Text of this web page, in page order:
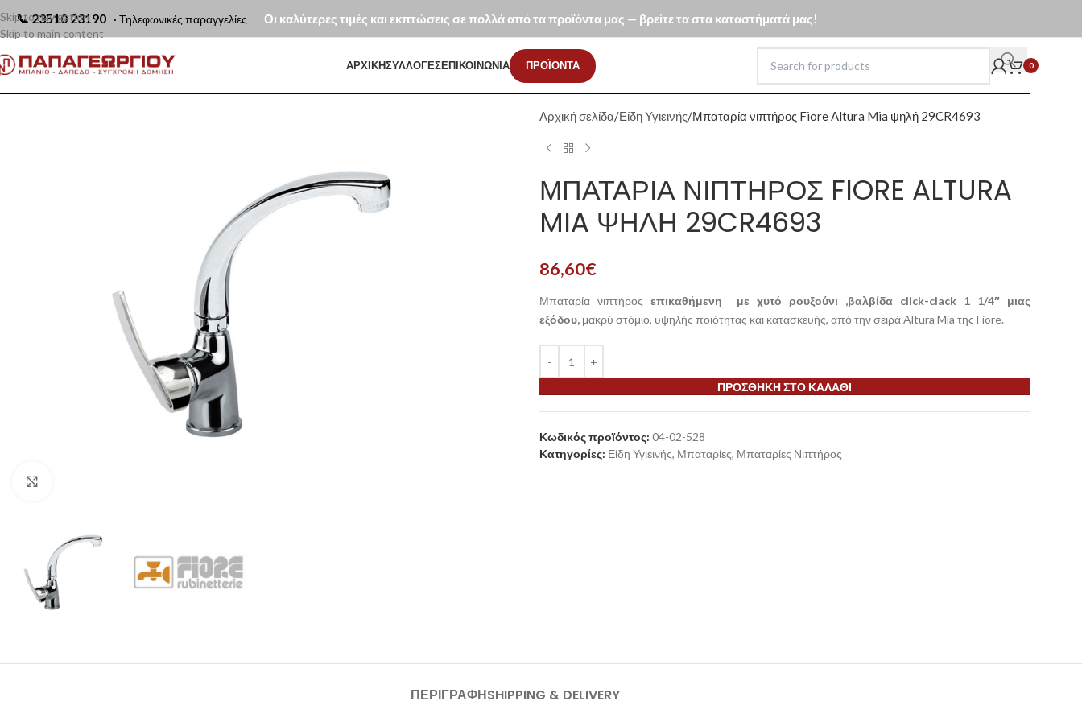
📞 23510 23190 · Τηλεφωνικές παραγγελίες Οι καλύτερες τιμές και εκπτώσεις σε πολλά από τα προϊόντα μας — βρείτε τα στα καταστήματά μας!
Skip to navigation
Skip to main content
ΑΡΧΙΚΗΣΥΛΛΟΓΕΣΕΠΙΚΟΙΝΩΝΙΑ ΠΡΟΪΟΝΤΑ 0
Αρχική σελίδα Είδη Υγιεινής Μπαταρία νιπτήρος Fiore Altura Mia ψηλή 29CR4693
ΜΠΑΤΑΡΊΑ ΝΙΠΤΉΡΟΣ FIORE ALTURA
MIA ΨΗΛΉ 29CR4693
86,60€
Μπαταρία νιπτήρος επικαθήμενη με χυτό ρουξούνι ,βαλβίδα click-clack 1 1/4″ μιας
εξόδου, μακρύ στόμιο, υψηλής ποιότητας και κατασκευής, από την σειρά Altura Mia της Fiore.
ΠΡΟΣΘΉΚΗ ΣΤΟ ΚΑΛΆΘΙ
Κωδικός προϊόντος: 04-02-528
Κατηγορίες: Είδη Υγιεινής, Μπαταρίες, Μπαταρίες Νιπτήρος
ΠΕΡΙΓΡΑΦΉSHIPPING & DELIVERY